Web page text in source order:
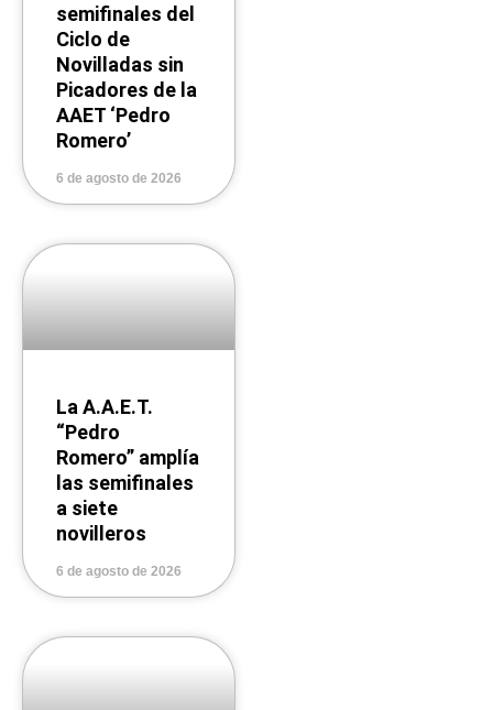
semifinales del
Ciclo de
Novilladas sin
Picadores de la
AAET ‘Pedro
Romero’
6 de agosto de 2026
La A.A.E.T.
“Pedro
Romero” amplía
las semifinales
a siete
novilleros
6 de agosto de 2026